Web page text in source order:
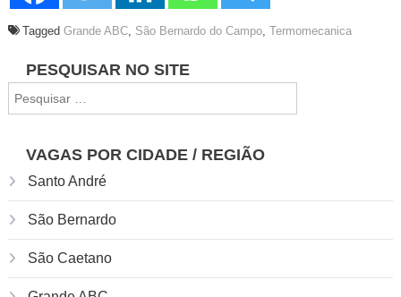
Tagged Grande ABC, São Bernardo do Campo, Termomecanica
Navegação
de
Post
PESQUISAR NO SITE
por:
VAGAS POR CIDADE / REGIÃO
Santo André
São Bernardo
São Caetano